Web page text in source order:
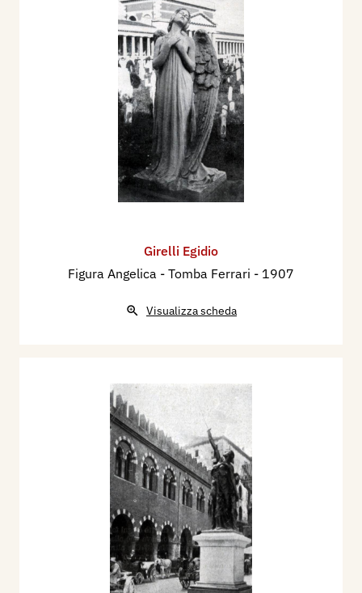
Girelli Egidio
Figura Angelica - Tomba Ferrari - 1907
Visualizza scheda